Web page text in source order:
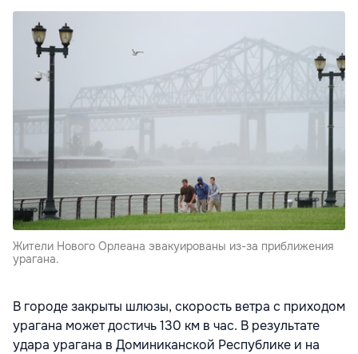
Жители Нового Орлеана эвакуированы из-за приближения
урагана.
В городе закрыты шлюзы, скорость ветра с приходом
урагана может достичь 130 км в час. В результате
удара урагана в Доминиканской Республике и на